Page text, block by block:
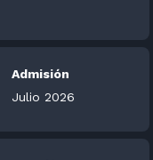
Admisión
Julio 2026